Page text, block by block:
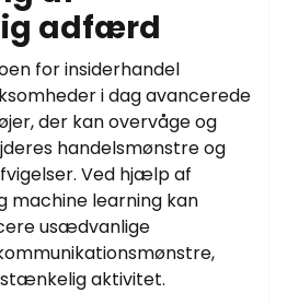
adfærd
for insiderhandel
i dag avancerede
der kan overvåge og
handelsmønstre og
Ved hjælp af
machine learning kan
usædvanlige
aktivitet.